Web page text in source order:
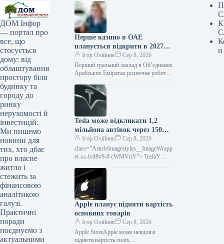
ДОМ Інфор
— портал про
все, що
стосується
дому: від
облаштування
простору біля
будинку та
городу до
ринку
нерухомості й
інвестицій.
Ми пишемо
новини для
тих, хто дбає
про власне
житло і
стежить за
фінансовою
аналітикою
галузі.
Практичні
поради
поєднуємо з
актуальними
Перше казино в ОАЕ
планується відкрити в 2027
році — подробиці
Ігор Олійник
Сер 8, 2026
Перший гральний заклад в Об’єднаних
Арабських Еміратах розпочне роботу
в Об’єднаних Арабських Еміратах
стартує…
Tesla може відкликати 1,2
мільйона автівок через 150
претензій.
Ігор Олійник
Сер 8, 2026
class=”ArticleImagestyles__ImageWrapp
er-sc-lvd8v9-0 cWMVnY”> TeslaУ
ґрунтовне розслідування щодо
автомобілів Tesla через численні
нарікання
Apple планує підняти вартість
основних товарів
Ігор Олійник
Сер 8, 2026
Apple StoreApple може невдовзі
підняти вартість своїх
и